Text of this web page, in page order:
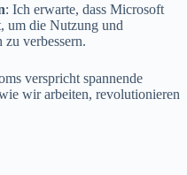
: Ich erwarte, dass Microsoft
um die Nutzung und
verbessern.
verspricht spannende
wir arbeiten, revolutionieren